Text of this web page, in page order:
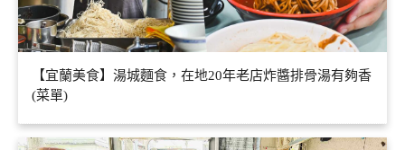
【宜蘭美食】湯城麵食，在地20年老店炸醬排骨湯有夠香
(菜單)